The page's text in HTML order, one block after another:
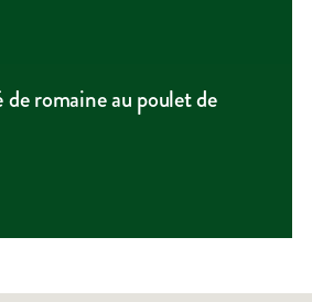
romaine au poulet de